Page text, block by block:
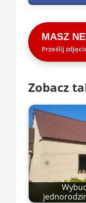
MASZ
Prześlij
Zobacz